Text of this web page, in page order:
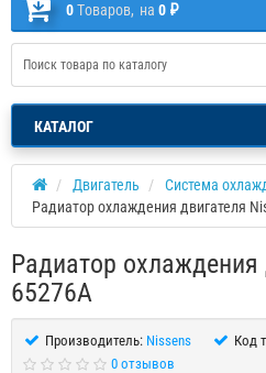
0Tоваров, на 0 ₽
КАТАЛОГ
Двигатель
Система
Радиатор охлаждения двигателя
Радиатор охлаждения
65276A
Производитель: Nissens Код
0 отзывов